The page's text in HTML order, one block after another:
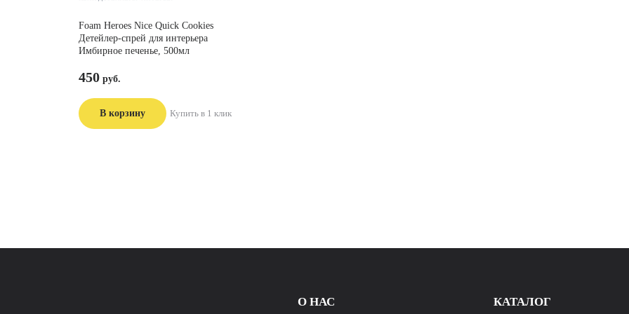
Foam Heroes Nice Quick Сookies
Детейлер-спрей для интерьера
Имбирное печенье, 500мл
450
В корзину Купить в 1 клик
О НАС КАТАЛОГ